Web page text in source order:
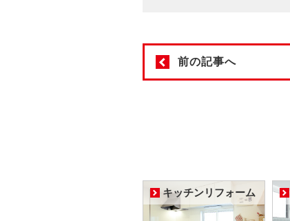
前の記事へ
キッチンリフォーム